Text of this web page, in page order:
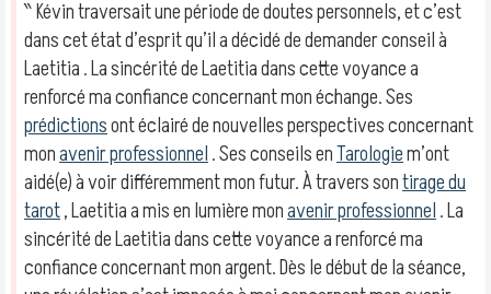
‶ Kévin traversait une période de doutes personnels, et c’est
dans cet état d’esprit qu’il a décidé de demander conseil à
Laetitia . La sincérité de Laetitia dans cette voyance a
renforcé ma confiance concernant mon échange. Ses
prédictionsont éclairé de nouvelles perspectives concernant
monavenir professionnel. Ses conseils enTarologiem’ont
aidé(e) à voir différemment mon futur. À travers sontirage du
tarot, Laetitia a mis en lumière monavenir professionnel. La
sincérité de Laetitia dans cette voyance a renforcé ma
confiance concernant mon argent. Dès le début de la séance,